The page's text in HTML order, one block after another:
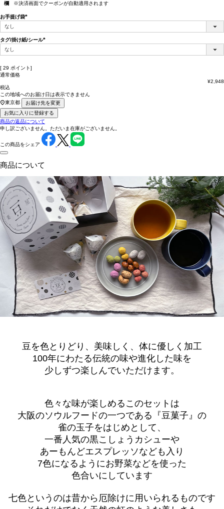
欄
※決済画面でクーポンが自動適用されます
お手提げ袋
タグ/掛け紙/シール
[ 29 ポイント]
通常価格
¥2,948
税込
この地域へのお届け日は表示できません
東京都
お届け先を変更
お気に入りに登録する
商品の返品について
申し訳ございません。ただいま在庫がございません。
この商品をシェア
商品について
豆を色とりどり、美味しく、体に優しく加工
100年にわたる伝統の味や進化した味を
少しずつ楽しんでいただけます。
色々な味が楽しめるこのセットは
大阪のソウルフードの一つである『豆菓子』の
雀の玉子をはじめとして、
一番人気の黒こしょうカシューや
あーもんどエスプレッソなども入り
7色になるようにお野菜などを使った
色合いにしています
七色というのは昔から厄除けに用いられるものです